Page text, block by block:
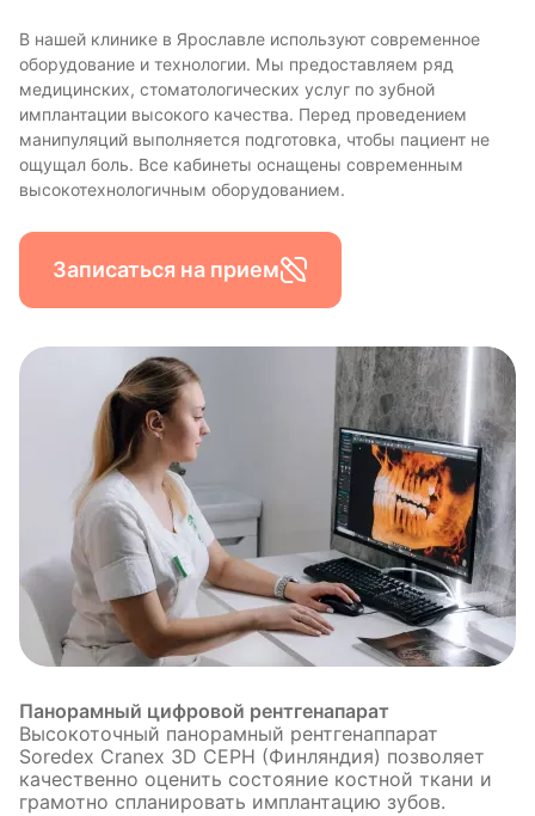
В нашей клинике в Ярославле используют современное
оборудование и технологии. Мы предоставляем ряд
медицинских, стоматологических услуг по зубной
имплантации высокого качества. Перед проведением
манипуляций выполняется подготовка, чтобы пациент не
ощущал боль. Все кабинеты оснащены современным
высокотехнологичным оборудованием.
Записаться на прием
Панорамный цифровой рентгенапарат
Высокоточный панорамный рентгенаппарат
Soredex Cranex 3D CEPH (Финляндия) позволяет
качественно оценить состояние костной ткани и
грамотно спланировать имплантацию зубов.